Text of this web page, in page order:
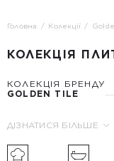
Головна Колекції
КОЛЕКЦІЯ
КОЛЕКЦІЯ БРЕНДУ
GOLDEN TILE
ДІЗНАТИСЯ БІЛЬШЕ